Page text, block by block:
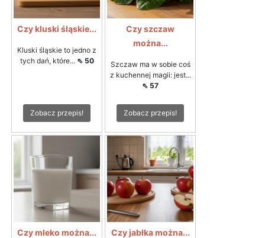
Czy kluski śląskie...
Kluski śląskie to jedno z
tych dań, które... ⇖ 50
Zobacz przepis!
Czy szczaw
można...
Szczaw ma w sobie coś
z kuchennej magii: jest...
⇖ 57
Zobacz przepis!
Czy mleko można... Czy jabłka można...